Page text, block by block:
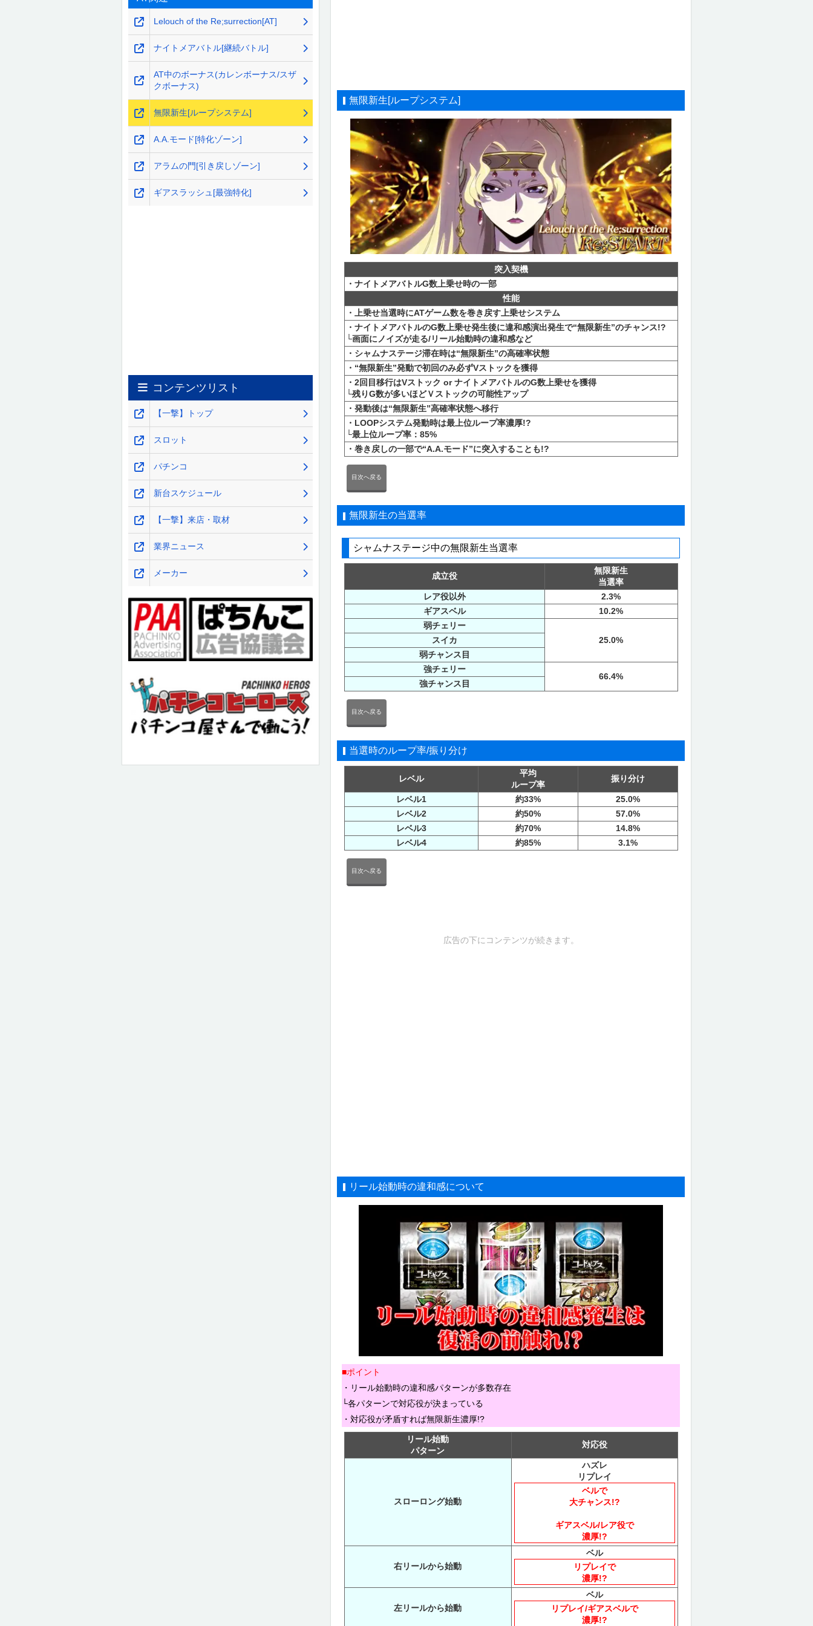
無限新生[ループシステム]
突入契機
・ナイトメアバトルG数上乗せ時の一部
性能
・上乗せ当選時にATゲーム数を巻き戻す上乗せシステム
・ナイトメアバトルのG数上乗せ発生後に違和感演出発生で“無限新生”のチャンス!?
└画面にノイズが走る/リール始動時の違和感など
・シャムナステージ滞在時は“無限新生”の高確率状態
・“無限新生”発動で初回のみ必ずVストックを獲得
・2回目移行はVストック or ナイトメアバトルのG数上乗せを獲得
└残りG数が多いほどＶストックの可能性アップ
・発動後は“無限新生”高確率状態へ移行
・LOOPシステム発動時は最上位ループ率濃厚!?
└最上位ループ率：85%
・巻き戻しの一部で“A.A.モード”に突入することも!?
目次へ戻る
無限新生の当選率
シャムナステージ中の無限新生当選率
成立役
無限新生
当選率
レア役以外
2.3%
ギアスベル
10.2%
弱チェリー
25.0%
スイカ
弱チャンス目
強チェリー
66.4%
強チャンス目
目次へ戻る
当選時のループ率/振り分け
レベル
平均
ループ率
振り分け
レベル1 約33%
25.0%
レベル2
約50%
57.0%
レベル3
約70%
14.8%
レベル4
約85% 3.1%
目次へ戻る
広告の下にコンテンツが続きます。
リール始動時の違和感について
■ポイント
・リール始動時の違和感パターンが多数存在
└各パターンで対応役が決まっている
・対応役が矛盾すれば無限新生濃厚!?
リール始動
パターン
対応役
スローロング始動
ハズレ
リプレイ
ベルで
大チャンス!?
ギアスベル/レア役で
濃厚!?
右リールから始動
ベル
リプレイで
濃厚!?
左リールから始動
ベル
リプレイ/ギアスベルで
濃厚!?
Lelouch of the Re;surrection[AT]
ナイトメアバトル[継続バトル]
AT中のボーナス(カレンボーナス/スザ
クボーナス)
無限新生[ループシステム]
A.A.モード[特化ゾーン]
アラムの門[引き戻しゾーン]
ギアスラッシュ[最強特化]
コンテンツリスト
【一撃】トップ
スロット
パチンコ
新台スケジュール
【一撃】来店・取材
業界ニュース
メーカー